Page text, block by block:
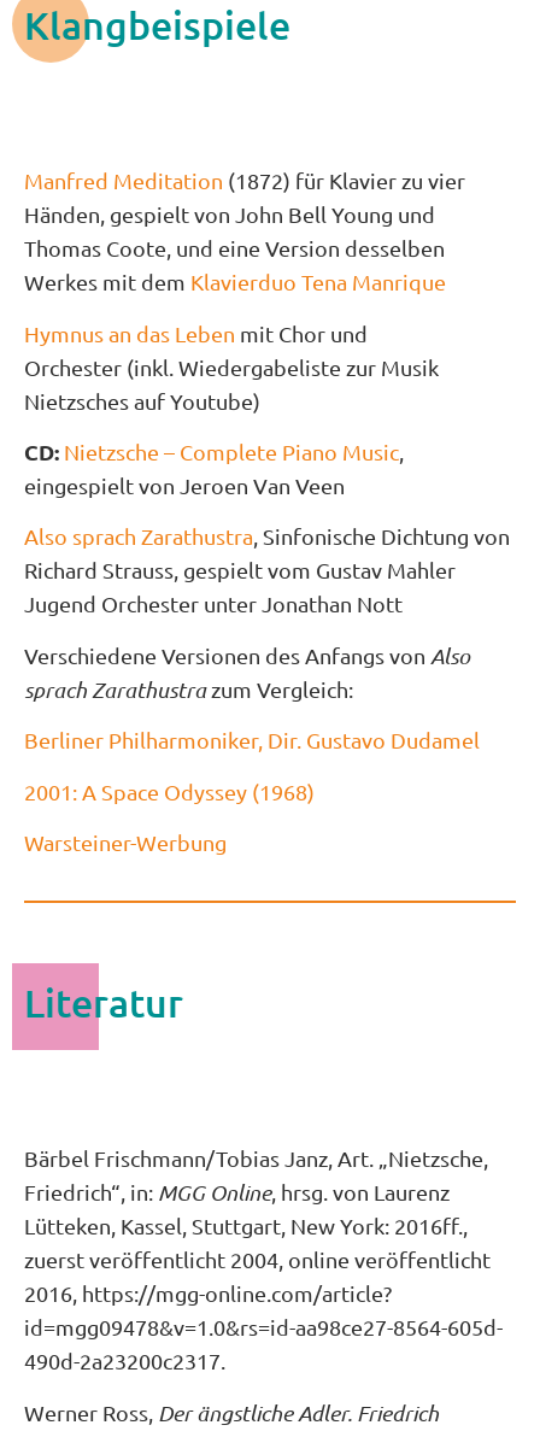
Klangbeispiele
Manfred Meditation (1872) für Klavier zu vier
Händen, gespielt von John Bell Young und
Thomas Coote, und eine Version desselben
Werkes mit dem Klavierduo Tena Manrique
Hymnus an das Leben mit Chor und
Orchester (inkl. Wiedergabeliste zur Musik
Nietzsches auf Youtube)
CD: Nietzsche – Complete Piano Music
eingespielt von Jeroen Van Veen
Also sprach Zarathustra, Sinfonische Dichtung von
Richard Strauss, gespielt vom Gustav Mahler
Jugend Orchester unter Jonathan Nott
Verschiedene Versionen des Anfangs von Also
sprach Zarathustrazum Vergleich:
Berliner Philharmoniker, Dir. Gustavo Dudamel
2001: A Space Odyssey (1968)
Warsteiner-Werbung
Literatur
Bärbel Frischmann/Tobias Janz, Art. „Nietzsche,
Friedrich“, in: MGG Online, hrsg. von Laurenz
Lütteken, Kassel, Stuttgart, New York: 2016ff.,
zuerst veröffentlicht 2004, online veröffentlicht
2016, https://mgg-online.com/article?
id=mgg09478&v=1.0&rs=id-aa98ce27-8564-605d-
490d-2a23200c2317.
Werner Ross, Der ängstliche Adler. Friedrich